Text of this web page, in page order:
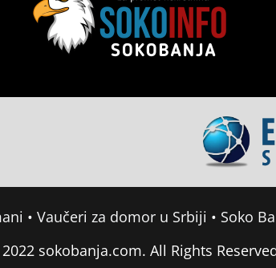
• Vaučeri za domor u Srbiji • Soko
sokobanja.com. All Rights